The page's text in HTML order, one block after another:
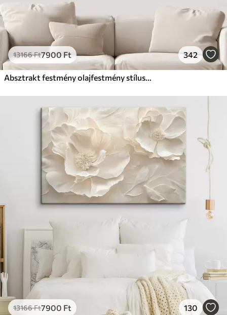
13166Ft7900Ft 342
Absztrakt festmény olajfestmény stílusban
13166Ft7900 Ft 130